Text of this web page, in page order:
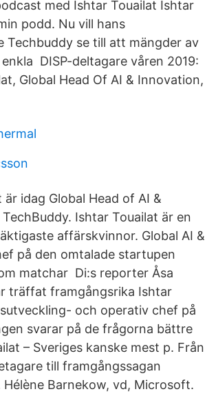
med Ishtar Touailat Ishtar
podd. Nu vill hans
Techbuddy se till att mängder av
DISP-deltagare våren 2019:
Global Head Of AI & Innovation,
är idag Global Head of AI &
Ishtar Touailat är en
affärskvinnor. Global AI &
på den omtalade startupen
matchar Di:s reporter Åsa
träffat framgångsrika Ishtar
och operativ chef på
svarar på de frågorna bättre
– Sveriges kanske mest p. Från
till framgångssagan
Hélène Barnekow, vd, Microsoft.